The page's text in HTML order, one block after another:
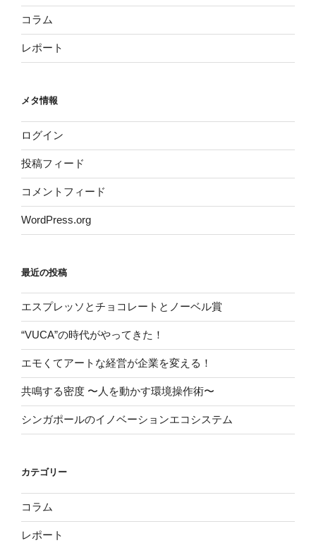
コラム
レポート
メタ情報
ログイン
投稿フィード
コメントフィード
WordPress.org
最近の投稿
エスプレッソとチョコレートとノーベル賞
“VUCA”の時代がやってきた！
エモくてアートな経営が企業を変える！
共鳴する密度 〜人を動かす環境操作術〜
シンガポールのイノベーションエコシステム
カテゴリー
コラム
レポート